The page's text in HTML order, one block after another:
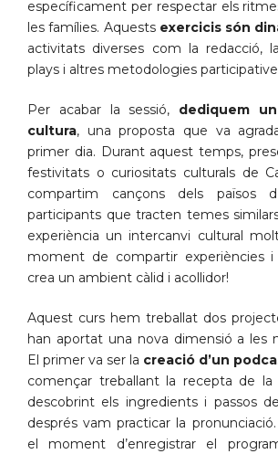
específicament per respectar els
les famílies. Aquests exercicis són
activitats diverses com la redacció,
plays i altres metodologies
Per acabar la sessió, dediquem
cultura, una proposta que va
primer dia. Durant aquest temps,
festivitats o curiositats culturals de
compartim cançons dels països
participants que tracten temes
experiència un intercanvi cultural
moment de compartir experiències i
crea un ambient càlid i acollidor!
Aquest curs hem treballat dos
han aportat una nova dimensió a les
El primer va ser la creació d’un
començar treballant la recepta de la
descobrint els ingredients i passos
després vam practicar la
el moment d’enregistrar el